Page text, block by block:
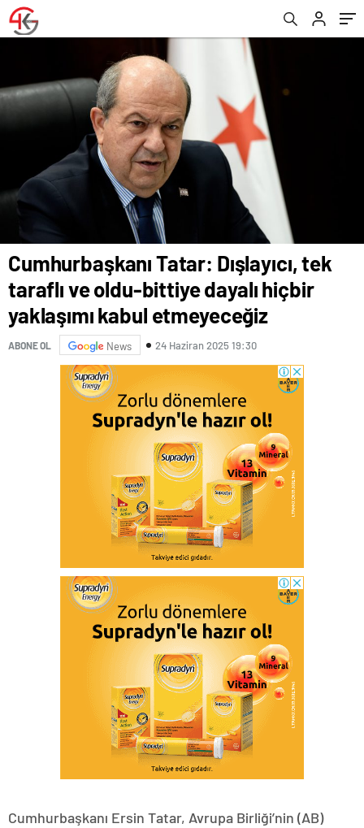
etmeyeceğiz
Cumhurbaşkanı Tatar: Dışlayıcı, tek
taraflı ve oldu-bittiye dayalı hiçbir
yaklaşımı kabul etmeyeceğiz
ABONE OL News 24 Haziran 2025 19:30
Cumhurbaşkanı Ersin Tatar, Avrupa Birliği’nin (AB)
görüştü